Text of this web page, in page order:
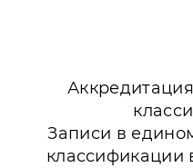
Записи в
классификации